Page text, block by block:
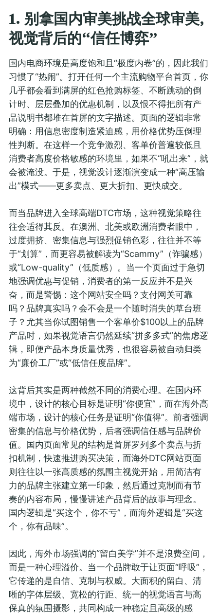
1. 别拿国内审美挑战全球审美,
视觉背后的“信任博弈”
国内电商环境是高度饱和且“极度内卷”的，因此我们
习惯了“热闹”。打开任何一个主流购物平台首页，你
几乎都会看到满屏的红色抢购标签、不断跳动的倒
计时、层层叠加的优惠机制，以及恨不得把所有产
品说明书都堆在首屏的文字描述。页面的逻辑非常
明确：用信息密度制造紧迫感，用价格优势压倒理
性判断。在这样一个竞争激烈、客单价普遍较低且
消费者高度价格敏感的环境里，如果不“吼出来”，就
会被淹没。于是，视觉设计逐渐演变成一种“高压输
出”模式——更多卖点、更大折扣、更快成交。
而当品牌进入全球高端DTC市场，这种视觉策略往
往会适得其反。在澳洲、北美或欧洲消费者眼中，
过度拥挤、密集信息与强烈促销色彩，往往并不等
于“划算”，而更容易被解读为“Scammy”（诈骗感）
或“Low-quality”（低质感）。当一个页面过于急切
地强调优惠与促销，消费者的第一反应并不是兴
奋，而是警惕：这个网站安全吗？支付网关可靠
吗？品牌真实吗？会不会是一个随时消失的草台班
子？尤其当你试图销售一个客单价$100以上的品牌
产品时，如果视觉语言仍然延续“拼多多式”的焦虑逻
辑，即便产品本身质量优秀，也很容易被自动归类
为“廉价工厂”或“低信任度品牌”。
这背后其实是两种截然不同的消费心理。在国内环
境中，设计的核心目标是证明“你便宜”，而在海外高
端市场，设计的核心任务是证明“你值得”。前者强调
密集的信息与价格优势，后者强调信任感与品牌价
值。国内页面常见的结构是首屏罗列多个卖点与折
扣机制，快速推进购买决策，而海外DTC网站页面
则往往以一张高质感的氛围主视觉开始，用简洁有
力的品牌主张建立第一印象，然后通过克制而有节
奏的内容布局，慢慢讲述产品背后的故事与理念。
国内逻辑是“买这个，你不亏”，而海外逻辑是“买这
个，你有品味”。
因此，海外市场强调的“留白美学”并不是浪费空间，
而是一种心理溢价。当一个品牌敢于让页面“呼吸”，
它传递的是自信、克制与权威。大面积的留白、清
晰的字体层级、宽松的行距、统一的视觉语言与高
保真的氛围摄影，共同构成一种稳定且高级的感